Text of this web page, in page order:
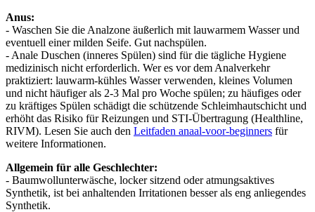
Anus:
- Waschen Sie die Analzone äußerlich mit lauwarmem Wasser und
eventuell einer milden Seife. Gut nachspülen.
- Anale Duschen (inneres Spülen) sind für die tägliche Hygiene
medizinisch nicht erforderlich. Wer es vor dem Analverkehr
praktiziert: lauwarm-kühles Wasser verwenden, kleines Volumen
und nicht häufiger als 2-3 Mal pro Woche spülen; zu häufiges oder
zu kräftiges Spülen schädigt die schützende Schleimhautschicht und
erhöht das Risiko für Reizungen und STI-Übertragung (Healthline,
RIVM). Lesen Sie auch den Leitfaden anaal-voor-beginners für
weitere Informationen.
Allgemein für alle Geschlechter:
- Baumwollunterwäsche, locker sitzend oder atmungsaktives
Synthetik, ist bei anhaltenden Irritationen besser als eng anliegendes
Synthetik.